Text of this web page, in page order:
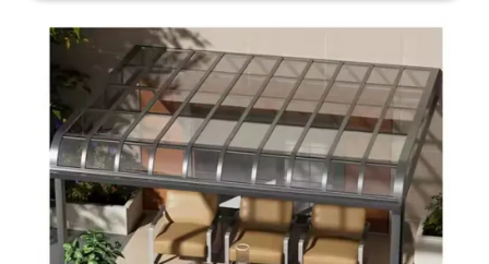
एक
उद्धरण
विनती
करे
साइटमैप